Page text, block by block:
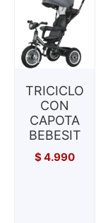
TRICICLO
CON
CAPOTA
BEBESIT
$4.990